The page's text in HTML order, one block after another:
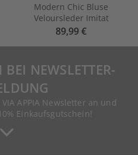
Modern Chic Bluse
Veloursleder Imitat
89,99 €
NEWSLETTER-
APPIA Newsletter an und
Einkaufsgutschein!